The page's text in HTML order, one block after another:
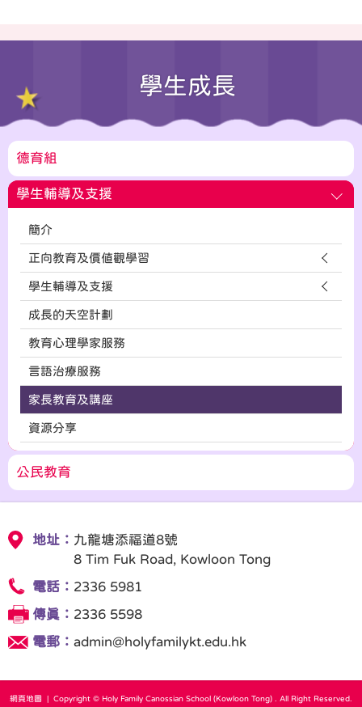
學生成長
德育組
學生輔導及支援
簡介
正向教育及價值觀學習
學生輔導及支援
成長的天空計劃
教育心理學家服務
言語治療服務
家長教育及講座
資源分享
公民教育
地址： 九龍塘添福道8號
8 Tim Fuk Road, Kowloon Tong
電話： 2336 5981
傳真： 2336 5598
電郵： admin@holyfamilykt.edu.hk
網頁地圖 | Copyright © Holy Family Canossian School (Kowloon Tong) . All Right Reserved.